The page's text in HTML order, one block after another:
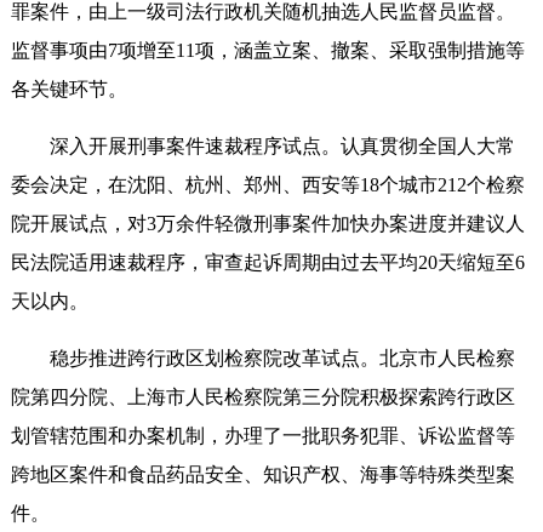
罪案件，由上一级司法行政机关随机抽选人民监督员监督。
监督事项由7项增至11项，涵盖立案、撤案、采取强制措施等
各关键环节。
深入开展刑事案件速裁程序试点。认真贯彻全国人大常
委会决定，在沈阳、杭州、郑州、西安等18个城市212个检察
院开展试点，对3万余件轻微刑事案件加快办案进度并建议人
民法院适用速裁程序，审查起诉周期由过去平均20天缩短至6
天以内。
稳步推进跨行政区划检察院改革试点。北京市人民检察
院第四分院、上海市人民检察院第三分院积极探索跨行政区
划管辖范围和办案机制，办理了一批职务犯罪、诉讼监督等
跨地区案件和食品药品安全、知识产权、海事等特殊类型案
件。